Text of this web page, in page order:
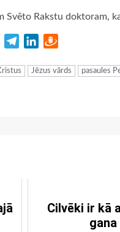
Svēto Rakstu doktoram,
WhatsApp
TelegramLinkedIn
Jēzus vārds pasaules
Cilvēki ir kā
gana